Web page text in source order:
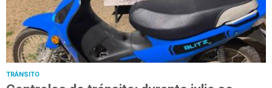
TRÁNSITO